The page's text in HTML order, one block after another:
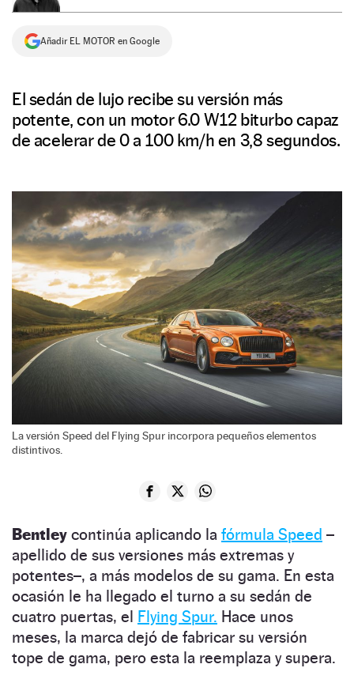
Añadir EL MOTOR en Google
El sedán de lujo recibe su versión más
potente, con un motor 6.0 W12 biturbo capaz
de acelerar de 0 a 100 km/h en 3,8 segundos.
La versión Speed del Flying Spur incorpora pequeños elementos
distintivos.
Bentley continúa aplicando la fórmula Speed –
apellido de sus versiones más extremas y
potentes–, a más modelos de su gama. En esta
ocasión le ha llegado el turno a su sedán de
cuatro puertas, el Flying Spur. Hace unos
meses, la marca dejó de fabricar su versión
tope de gama, pero esta la reemplaza y supera.